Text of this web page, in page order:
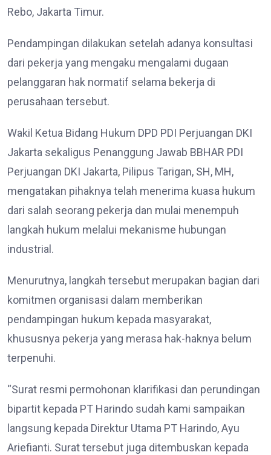
Rebo, Jakarta Timur.
Pendampingan dilakukan setelah adanya konsultasi
dari pekerja yang mengaku mengalami dugaan
pelanggaran hak normatif selama bekerja di
perusahaan tersebut.
Wakil Ketua Bidang Hukum DPD PDI Perjuangan DKI
Jakarta sekaligus Penanggung Jawab BBHAR PDI
Perjuangan DKI Jakarta, Pilipus Tarigan, SH, MH,
mengatakan pihaknya telah menerima kuasa hukum
dari salah seorang pekerja dan mulai menempuh
langkah hukum melalui mekanisme hubungan
industrial.
Menurutnya, langkah tersebut merupakan bagian dari
komitmen organisasi dalam memberikan
pendampingan hukum kepada masyarakat,
khususnya pekerja yang merasa hak-haknya belum
terpenuhi.
“Surat resmi permohonan klarifikasi dan perundingan
bipartit kepada PT Harindo sudah kami sampaikan
langsung kepada Direktur Utama PT Harindo, Ayu
Ariefianti. Surat tersebut juga ditembuskan kepada